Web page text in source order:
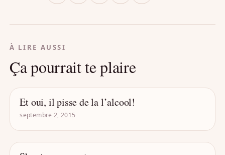
À LIRE AUSSI
Ça pourrait te plaire
- ACCESSOIRES
Et oui, il pisse de la l’alcool!
septembre 2, 2015